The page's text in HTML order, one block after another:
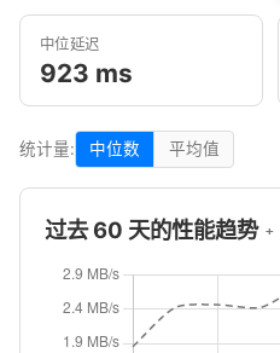
中位延迟
923 ms
统计量: 中位数 平均值
过去 60 天的性能趋势